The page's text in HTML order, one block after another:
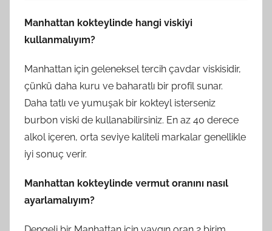
Manhattan kokteylinde hangi viskiyi
kullanmalıyım?
Manhattan için geleneksel tercih çavdar viskisidir,
çünkü daha kuru ve baharatlı bir profil sunar.
Daha tatlı ve yumuşak bir kokteyl isterseniz
burbon viski de kullanabilirsiniz. En az 40 derece
alkol içeren, orta seviye kaliteli markalar genellikle
iyi sonuç verir.
Manhattan kokteylinde vermut oranını nasıl
ayarlamalıyım?